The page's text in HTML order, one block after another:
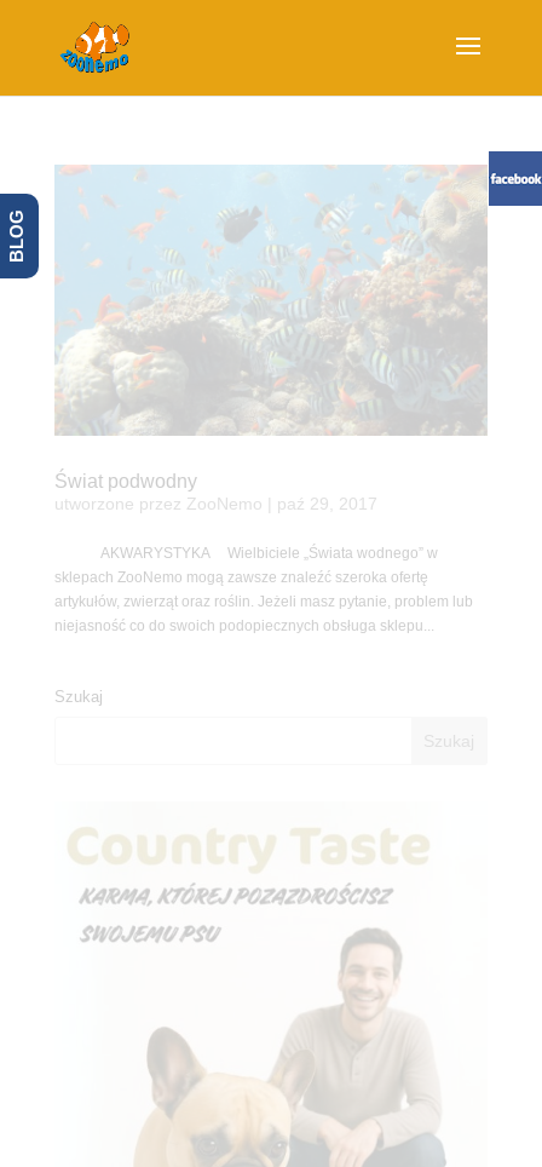
Świat podwodny
utworzone przez ZooNemo paź 29, 2017
AKWARYSTYKA Wielbiciele „Świata wodnego” w
sklepach ZooNemo mogą zawsze znaleźć szeroka ofertę
artykułów, zwierząt oraz roślin. Jeżeli masz pytanie, problem lub
niejasność co do swoich podopiecznych obsługa sklepu...
Szukaj
BLOG